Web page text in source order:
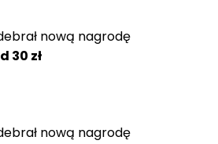
nową nagrodę
30 zł
nową nagrodę